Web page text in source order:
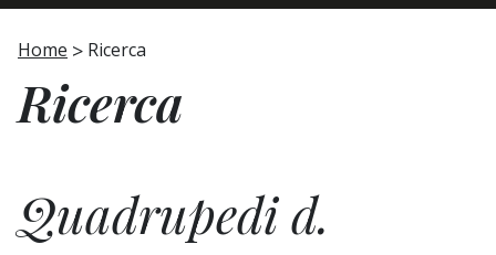
Home Ricerca
Ricerca
Quadrupedi d.